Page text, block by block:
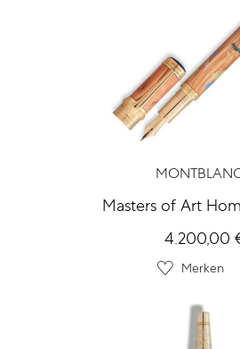
Masters of Art
4.200,00
Merken